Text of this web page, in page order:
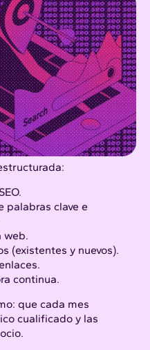
palabras clave e
web.
(existentes y nuevos).
continua.
que cada mes
cualificado y las